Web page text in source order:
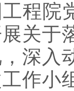
院党
关于
深入
作小